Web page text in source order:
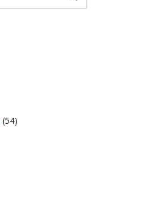
(54)